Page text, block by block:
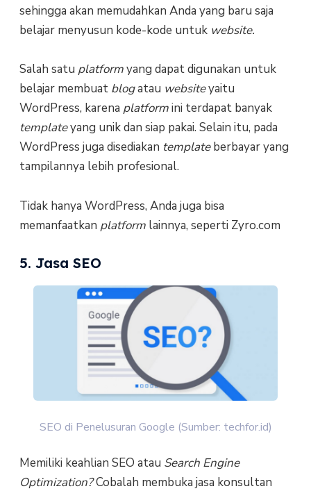
sehingga akan memudahkan Anda yang baru saja
belajar menyusun kode-kode untuk website.
Salah satu platformyang dapat digunakan untuk
belajar membuat blogatau websiteyaitu
WordPress, karena platformini terdapat banyak
templateyang unik dan siap pakai. Selain itu, pada
WordPress juga disediakan templateberbayar yang
tampilannya lebih profesional.
Tidak hanya WordPress, Anda juga bisa
memanfaatkan platform lainnya, seperti Zyro.com
5. Jasa SEO
SEO di Penelusuran Google (Sumber: techfor.id)
Memiliki keahlian SEO atau Search Engine
Optimization?Cobalah membuka jasa konsultan